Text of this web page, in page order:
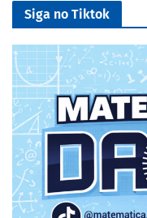
Siga no Tiktok